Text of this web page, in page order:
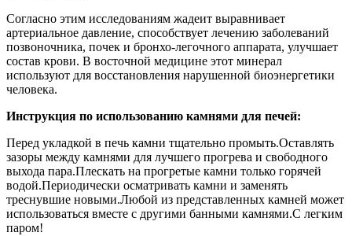
Согласно этим исследованиям жадеит выравнивает
артериальное давление, способствует лечению заболеваний
позвоночника, почек и бронхо-легочного аппарата, улучшает
состав крови. В восточной медицине этот минерал
используют для восстановления нарушенной биоэнергетики
человека.
Инструкция по использованию камнями для печей:
Перед укладкой в печь камни тщательно промыть.Оставлять
зазоры между камнями для лучшего прогрева и свободного
выхода пара.Плескать на прогретые камни только горячей
водой.Периодически осматривать камни и заменять
треснувшие новыми.Любой из представленных камней может
использоваться вместе с другими банными камнями.С легким
паром!